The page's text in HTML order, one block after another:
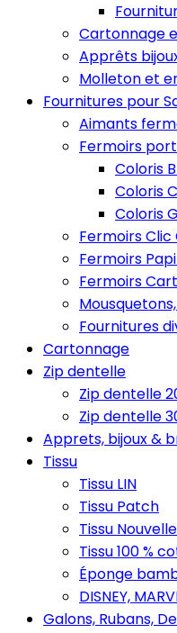
Cartonnage
Apprêts
Molleton et
Fournitures pour
Aimants
Fermoirs
Coloris
Coloris
Coloris
Fermoirs
Fermoirs
Fermoirs
Fournitures
Cartonnage
Zip dentelle
Zip dentelle
Zip dentelle
Apprets, bijoux &
Tissu
Tissu LIN
Tissu Patch
Tissu
Tissu 100 %
Éponge
DISNEY,
Galons, Rubans,